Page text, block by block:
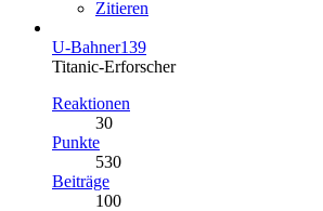
Zitieren
U-Bahner139
Titanic-Erforscher
Reaktionen
30
Punkte
530
Beiträge
100